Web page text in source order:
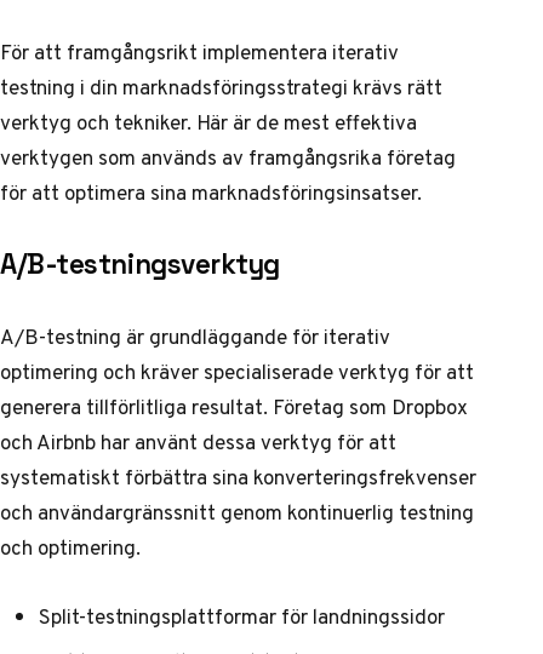
För att framgångsrikt implementera iterativ
testning i din marknadsföringsstrategi krävs rätt
verktyg och tekniker. Här är de mest effektiva
verktygen som används av framgångsrika företag
för att optimera sina marknadsföringsinsatser.
A/B-testningsverktyg
A/B-testning är grundläggande för iterativ
optimering och kräver specialiserade verktyg för att
generera tillförlitliga resultat. Företag som Dropbox
och Airbnb har använt dessa verktyg för att
systematiskt förbättra sina konverteringsfrekvenser
och användargränssnitt genom kontinuerlig testning
och optimering.
Split-testningsplattformar för landningssidor